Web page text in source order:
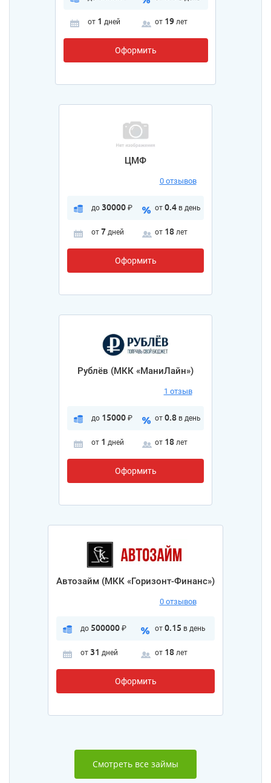
от 1 дней от 19 лет
Оформить
ЦМФ
0 отзывов
до 30000 ₽ от 0.4 в день
от 7 дней от 18 лет
Оформить
Рублёв (МКК «МаниЛайн»)
1 отзыв
до 15000 ₽ от 0.8 в день
от 1 дней от 18 лет
Оформить
Автозайм (МКК «Горизонт-Финанс»)
0 отзывов
до 500000 ₽ от 0.15 в день
от 31 дней от 18 лет
Оформить
Смотреть все займы